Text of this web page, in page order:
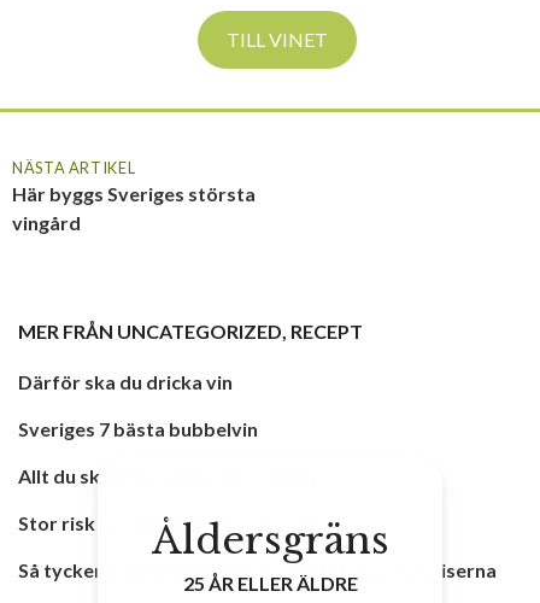
TILL VINET
NÄSTA ARTIKEL
Här byggs Sveriges största
vingård
MER FRÅN UNCATEGORIZED, RECEPT
Därför ska du dricka vin
Sveriges 7 bästa bubbelvin
Allt du skulle vilja veta om… laxen
Stor risk att mångfalden drabbas
Så tycker Vinlivs medlemmar om de höjda vinpriserna
Åldersgräns
25 ÅR ELLER ÄLDRE